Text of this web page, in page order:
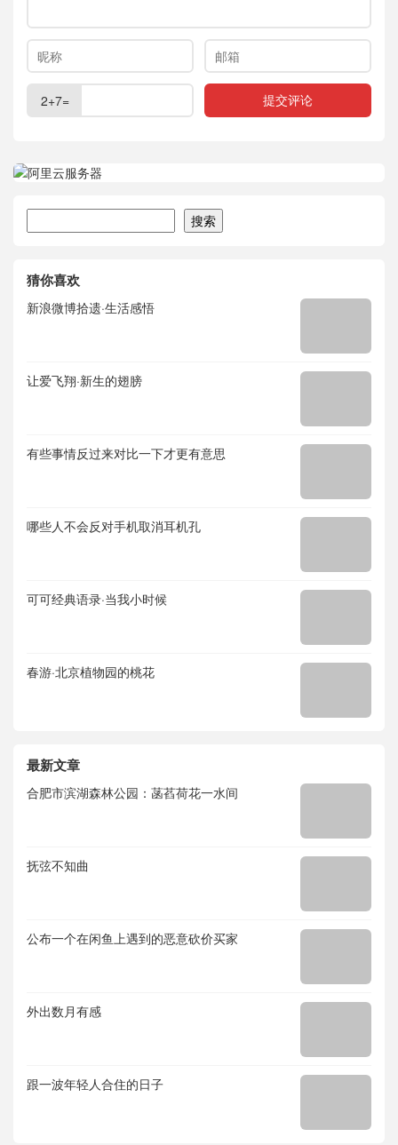
2+7=
搜索
猜你喜欢
新浪微博拾遗·生活感悟
让爱飞翔·新生的翅膀
有些事情反过来对比一下才更有意思
哪些人不会反对手机取消耳机孔
可可经典语录·当我小时候
春游·北京植物园的桃花
最新文章
合肥市滨湖森林公园：菡萏荷花一水间
抚弦不知曲
公布一个在闲鱼上遇到的恶意砍价买家
外出数月有感
跟一波年轻人合住的日子